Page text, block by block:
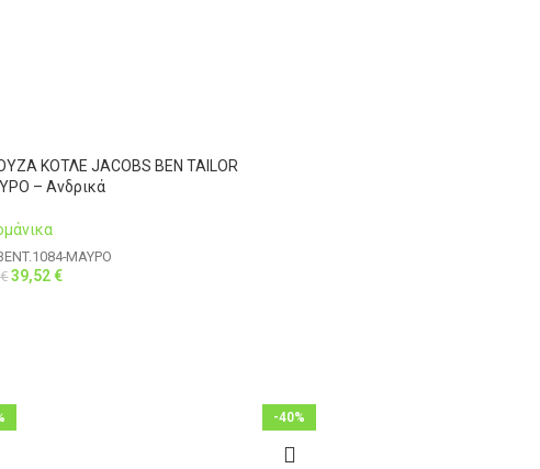
ΚΟΤΛΕ JACOBS BEN TAILOR
– Ανδρικά
ΜΑΥΡΟ
€ 39,52€
-40%